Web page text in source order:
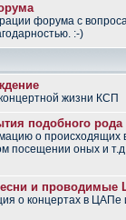
форума с
:-)
жизни КСП
подобного рода
о
посещении оных и
и
о концертах в ЦАПе